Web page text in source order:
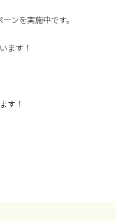
ンを実施中です。
ます！
す！